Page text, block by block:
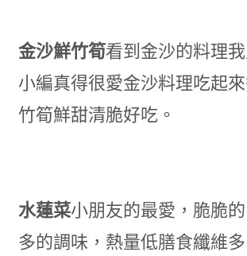
金沙鮮竹筍看到金沙的料理
小編真得很愛金沙料理吃起來
竹筍鮮甜清脆好吃。
水蓮菜小朋友的最愛，脆脆
多的調味，熱量低膳食纖維